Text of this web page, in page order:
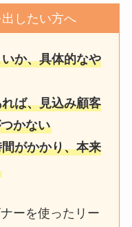
したい方へ
か、具体的なや
ば、見込み顧客
かない
がかかり、本来
ーを使ったリー